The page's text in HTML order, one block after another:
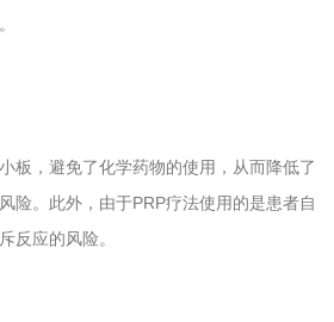
，避免了化学药物的使用，从而降低了
险。此外，由于PRP疗法使用的是患者自
反应的风险。